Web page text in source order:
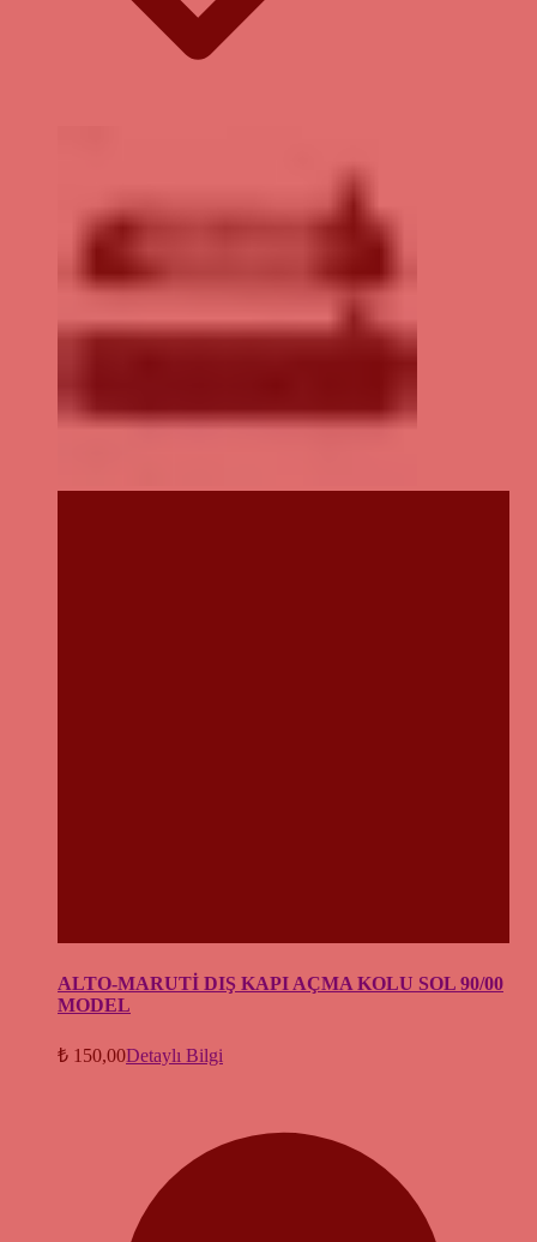
ALTO-MARUTİ DIŞ KAPI AÇMA KOLU SOL 90/00
MODEL
₺ 150,00Detaylı Bilgi